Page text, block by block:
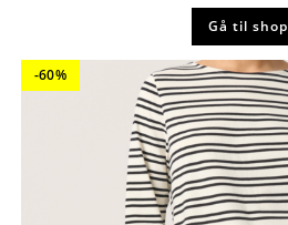
Gå til shop
-60%